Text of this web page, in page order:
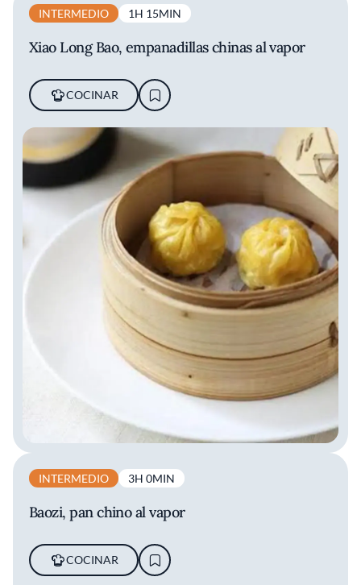
INTERMEDIO 1H 15MIN
Xiao Long Bao, empanadillas chinas al vapor
COCINAR
INTERMEDIO 3H 0MIN
Baozi, pan chino al vapor
COCINAR